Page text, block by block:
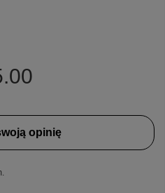
opinię